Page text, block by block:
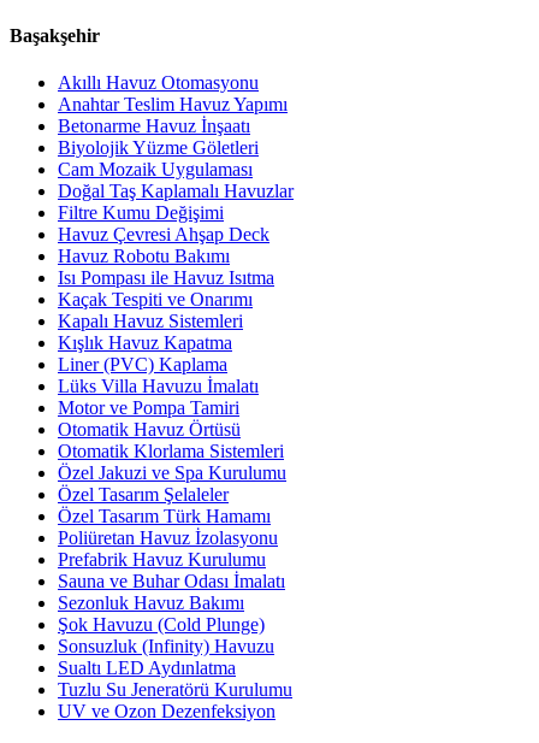
Başakşehir
Akıllı Havuz Otomasyonu
Anahtar Teslim Havuz Yapımı
Betonarme Havuz İnşaatı
Biyolojik Yüzme Göletleri
Cam Mozaik Uygulaması
Doğal Taş Kaplamalı Havuzlar
Filtre Kumu Değişimi
Havuz Çevresi Ahşap Deck
Havuz Robotu Bakımı
Isı Pompası ile Havuz Isıtma
Kaçak Tespiti ve Onarımı
Kapalı Havuz Sistemleri
Kışlık Havuz Kapatma
Liner (PVC) Kaplama
Lüks Villa Havuzu İmalatı
Motor ve Pompa Tamiri
Otomatik Havuz Örtüsü
Otomatik Klorlama Sistemleri
Özel Jakuzi ve Spa Kurulumu
Özel Tasarım Şelaleler
Özel Tasarım Türk Hamamı
Poliüretan Havuz İzolasyonu
Prefabrik Havuz Kurulumu
Sauna ve Buhar Odası İmalatı
Sezonluk Havuz Bakımı
Şok Havuzu (Cold Plunge)
Sonsuzluk (Infinity) Havuzu
Sualtı LED Aydınlatma
Tuzlu Su Jeneratörü Kurulumu
UV ve Ozon Dezenfeksiyon